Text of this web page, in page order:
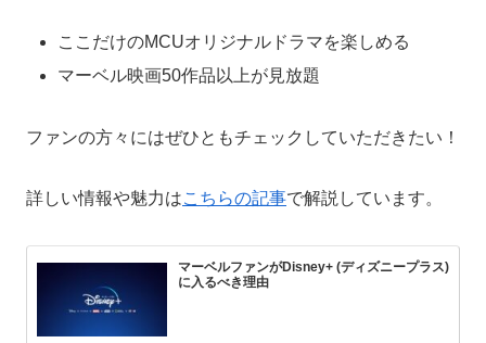
ここだけのMCUオリジナルドラマを楽しめる
マーベル映画50作品以上が見放題
ファンの方々にはぜひともチェックしていただきたい！
詳しい情報や魅力はこちらの記事で解説しています。
マーベルファンがDisney+ (ディズニープラス)
に入るべき理由